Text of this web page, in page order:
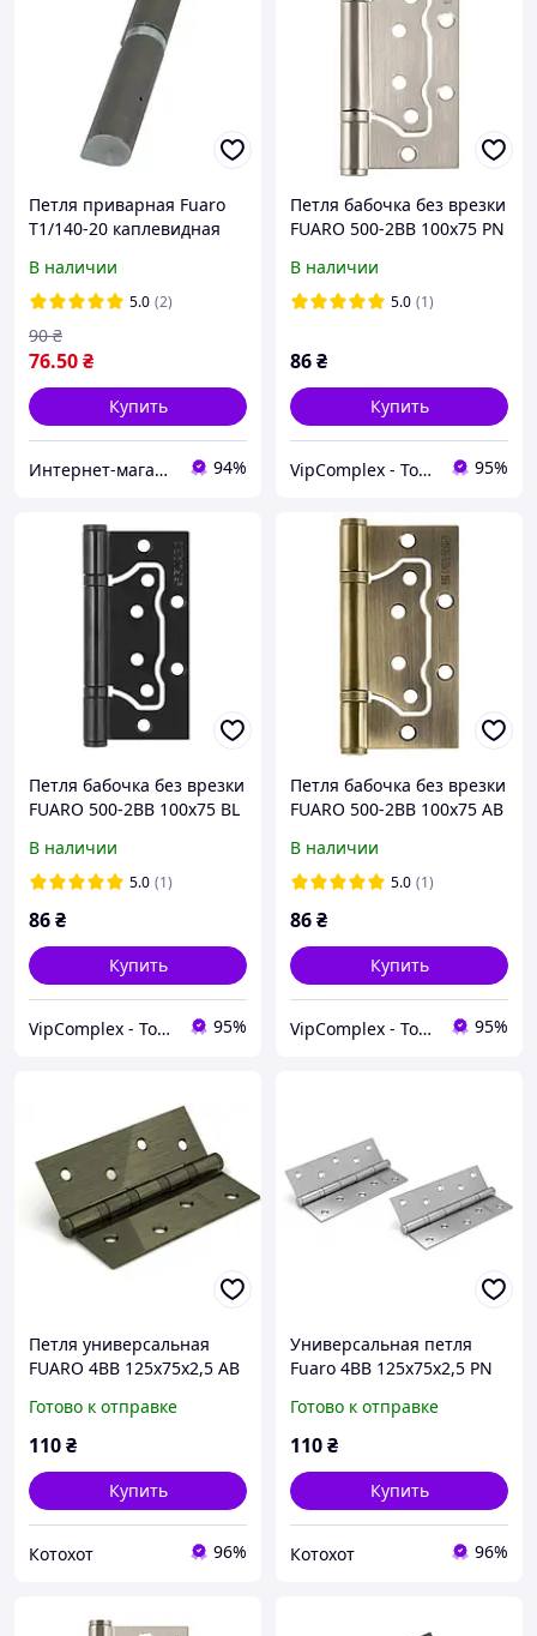
Петля приварная Fuaro
T1/140-20 каплевидная
В наличии
5.0 (2)
76.50₴
90 ₴
Купить
Интернет-магазин HOZ-DOM.COM.UA 94%
Петля бабочка без врезки
FUARO 500-2BB 100x75 PN
В наличии
5.0 (1)
86₴
Купить
VipComplex - Товары и Услуги 95%
Петля бабочка без врезки
FUARO 500-2BB 100x75 BL
В наличии
5.0 (1)
86₴
Купить
VipComplex - Товары и Услуги 95%
Петля бабочка без врезки
FUARO 500-2BB 100x75 AB
В наличии
5.0 (1)
86₴
Купить
VipComplex - Товары и Услуги 95%
Петля универсальная
FUARO 4BB 125x75x2,5 AB
Готово к отправке
110₴
Купить
Котохот 96%
Универсальная петля
Fuaro 4BB 125x75x2,5 PN
Готово к отправке
110₴
Купить
Котохот 96%